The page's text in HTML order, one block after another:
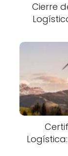
Cierre
Logística: